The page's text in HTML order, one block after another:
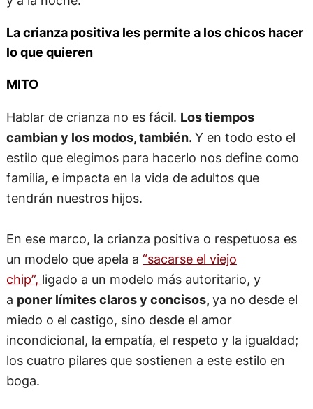
La crianza positiva les permite a los chicos hacer
lo que quieren
MITO
Hablar de crianza no es fácil. Los tiempos
cambian y los modos, también.Y en todo esto el
estilo que elegimos para hacerlo nos define como
familia, e impacta en la vida de adultos que
tendrán nuestros hijos.
En ese marco, la crianza positiva o respetuosa es
un modelo que apela a “sacarse el viejo
chip”, ligado a un modelo más autoritario, y
a poner límites claros y concisos, ya no desde el
miedo o el castigo, sino desde el amor
incondicional, la empatía, el respeto y la igualdad;
los cuatro pilares que sostienen a este estilo en
boga.